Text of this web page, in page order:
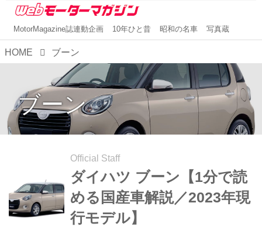
MotorMagazine誌連動企画 10年ひと昔 昭和の名車 写真蔵
HOME ブーン
ブーン
Official Staff
ダイハツ ブーン【1分で読
める国産車解説／2023年現
行モデル】